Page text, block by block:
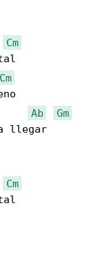
Cm
Cm
Ab
Gm
llegar
Cm